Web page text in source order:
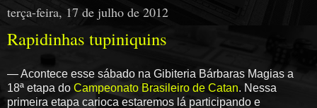
terça-feira, 17 de julho de 2012
Rapidinhas tupiniquins
— Acontece esse sábado na Gibiteria Bárbaras Magias a
18ª etapa do Campeonato Brasileiro de Catan. Nessa
primeira etapa carioca estaremos lá participando e